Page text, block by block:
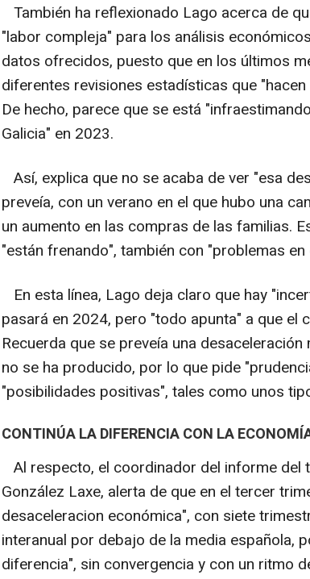
También ha reflexionado Lago acerca de
"labor compleja" para los análisis
datos ofrecidos, puesto que en los últimos
diferentes revisiones estadísticas que
De hecho, parece que se está
Galicia" en 2023.
Así, explica que no se acaba de ver "esa
preveía, con un verano en el que hubo una
un aumento en las compras de las familias.
"están frenando", también con "problemas
En esta línea, Lago deja claro que hay
pasará en 2024, pero "todo apunta" a que el
Recuerda que se preveía una
no se ha producido, por lo que pide
"posibilidades positivas", tales como unos
CONTINÚA LA DIFERENCIA CON LA
Al respecto, el coordinador del informe del
González Laxe, alerta de que en el tercer
desaceleracion económica", con siete
interanual por debajo de la media española,
diferencia", sin convergencia y con un ritmo